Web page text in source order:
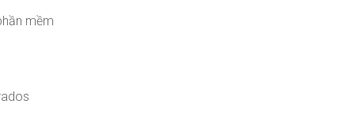
mềm